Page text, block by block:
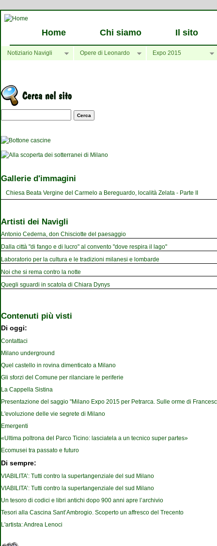
Home Chi siamo Il sito
Notiziario Navigli Opere di Leonardo Expo 2015
Maschera di ricerca
Gallerie d'immagini
Chiesa Beata Vergine del Carmelo a Bereguardo, località Zelata - Parte II
Artisti dei Navigli
Antonio Cederna, don Chisciotte del paesaggio
Dalla città "di fango e di lucro" al convento "dove respira il lago"
Laboratorio per la cultura e le tradizioni milanesi e lombarde
Noi che si rema contro la notte
Quegli sguardi in scatola di Chiara Dynys
Contenuti più visti
Di oggi:
Contattaci
Milano underground
Quel castello in rovina dimenticato a Milano
Gli sforzi del Comune per rilanciare le periferie
La Cappella Sistina
Presentazione del saggio "Milano Expo 2015 per Petrarca. Sulle orme di
L'evoluzione delle vie segrete di Milano
Emergenti
«Ultima poltrona del Parco Ticino: lasciatela a un tecnico super partes»
Ecomusei tra passato e futuro
Di sempre:
VIABILITA’: Tutti contro la supertangenziale del sud Milano
VIABILITA’: Tutti contro la supertangenziale del sud Milano
Un tesoro di codici e libri antichi dopo 900 anni apre l’archivio
Tesori alla Cascina Sant’Ambrogio. Scoperto un affresco del Trecento
L'artista: Andrea Lenoci